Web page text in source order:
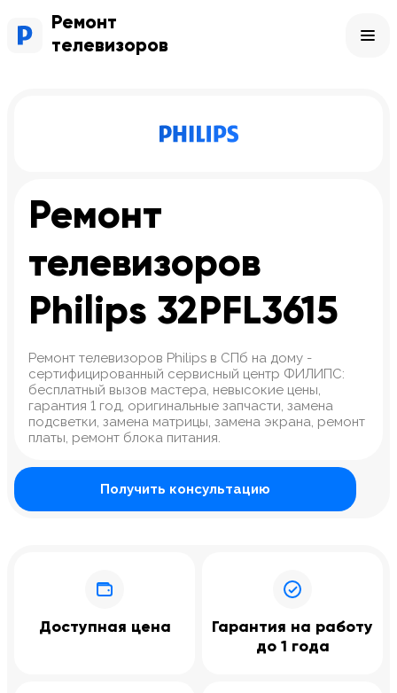
Ремонт
телевизоров
Ремонт
телевизоров
Philips 32PFL3615
Ремонт телевизоров Philips в СПб на дому -
сертифицированный сервисный центр ФИЛИПС:
бесплатный вызов мастера, невысокие цены,
гарантия 1 год, оригинальные запчасти, замена
подсветки, замена матрицы, замена экрана, ремонт
платы, ремонт блока питания.
Получить консультацию
Доступная цена
Гарантия на работу
до 1 года